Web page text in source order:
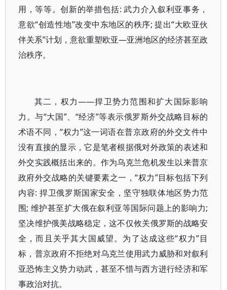
用，等等。创新的举措包括: 武力介入叙利亚事务，
意欲“创造性地”改变中东地区的秩序; 提出“大欧亚伙
伴关系”计划，意欲重塑欧亚—亚洲地区的经济甚至政
治秩序。
其二，权力——捍卫势力范围和扩大国际影响
力。与“大国”、“经济”等表示俄罗斯外交战略目标的
术语不同，“权力”这一词语在普京政府的外交文件中
没有直接的显示，它是笔者根据俄对外政策的表述和
外交实践概括出来的。作为乌克兰危机发生以来普京
政府外交战略的关键要素之一，“权力”目标包括下列
内容: 捍卫俄罗斯国家安全，坚守独联体地区势力范
围; 维护甚至扩大俄在叙利亚等国际问题上的影响力;
坚决维护俄美战略稳定，这不仅攸关俄罗斯的战略安
全，而且关乎其大国威望。为了达成这些“权力”目
标，普京政府不拒绝对乌克兰使用武力威胁和对叙利
亚恐怖主义势力动武，甚至不惜与西方进行经济和军
事政治对抗。